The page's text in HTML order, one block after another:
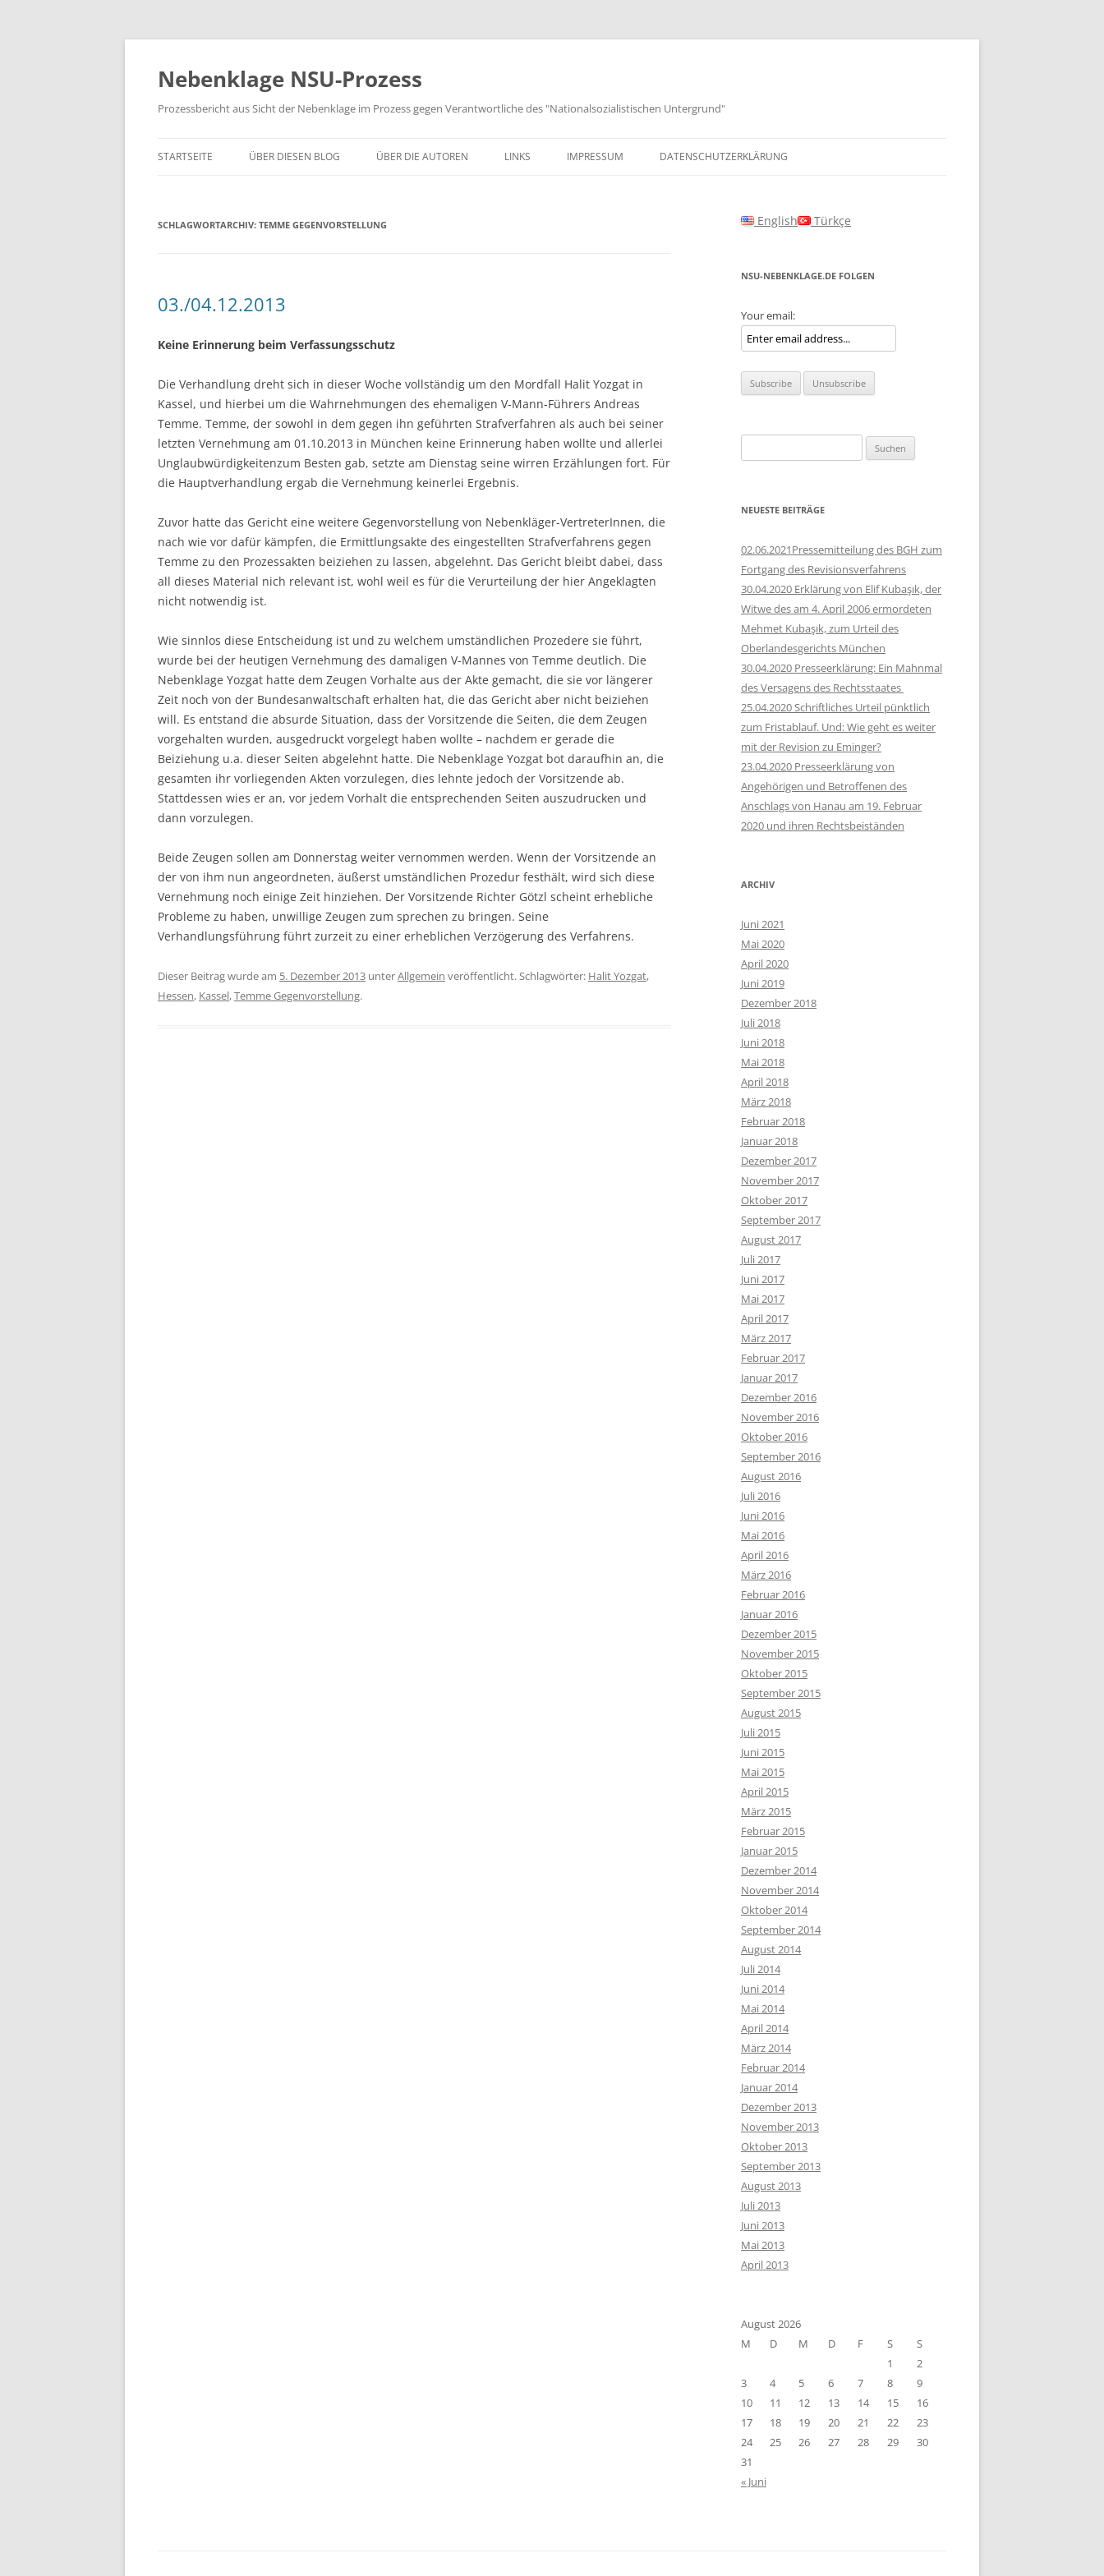
Zum
springen
Nebenklage NSU-Prozess
Prozessbericht aus Sicht der Nebenklage im Prozess gegen Verantwortliche des "Nationalsozialistischen Untergrund"
STARTSEITE ÜBER DIESEN BLOG ÜBER DIE AUTOREN LINKS IMPRESSUM DATENSCHUTZERKLÄRUNG
SCHLAGWORTARCHIV: TEMME GEGENVORSTELLUNG
03./04.12.2013
Keine Erinnerung beim Verfassungsschutz
Die Verhandlung dreht sich in dieser Woche vollständig um den Mordfall Halit Yozgat in
Kassel, und hierbei um die Wahrnehmungen des ehemaligen V-Mann-Führers Andreas
Temme. Temme, der sowohl in dem gegen ihn geführten Strafverfahren als auch bei seiner
letzten Vernehmung am 01.10.2013 in München keine Erinnerung haben wollte und allerlei
Unglaubwürdigkeitenzum Besten gab, setzte am Dienstag seine wirren Erzählungen fort. Für
die Hauptverhandlung ergab die Vernehmung keinerlei Ergebnis.
Zuvor hatte das Gericht eine weitere Gegenvorstellung von Nebenkläger-VertreterInnen, die
nach wie vor dafür kämpfen, die Ermittlungsakte des eingestellten Strafverfahrens gegen
Temme zu den Prozessakten beiziehen zu lassen, abgelehnt. Das Gericht bleibt dabei, dass
all dieses Material nich relevant ist, wohl weil es für die Verurteilung der hier Angeklagten
nicht notwendig ist.
Wie sinnlos diese Entscheidung ist und zu welchem umständlichen Prozedere sie führt,
wurde bei der heutigen Vernehmung des damaligen V-Mannes von Temme deutlich. Die
Nebenklage Yozgat hatte dem Zeugen Vorhalte aus der Akte gemacht, die sie vor längerer
Zeit noch von der Bundesanwaltschaft erhalten hat, die das Gericht aber nicht beiziehen
will. Es entstand die absurde Situation, dass der Vorsitzende die Seiten, die dem Zeugen
vorgehalten wurden, ausgedruckt vorgelegt haben wollte – nachdem er gerade die
Beiziehung u.a. dieser Seiten abgelehnt hatte. Die Nebenklage Yozgat bot daraufhin an, die
gesamten ihr vorliegenden Akten vorzulegen, dies lehnte jedoch der Vorsitzende ab.
Stattdessen wies er an, vor jedem Vorhalt die entsprechenden Seiten auszudrucken und
dann vorzulegen.
Beide Zeugen sollen am Donnerstag weiter vernommen werden. Wenn der Vorsitzende an
der von ihm nun angeordneten, äußerst umständlichen Prozedur festhält, wird sich diese
Vernehmung noch einige Zeit hinziehen. Der Vorsitzende Richter Götzl scheint erhebliche
Probleme zu haben, unwillige Zeugen zum sprechen zu bringen. Seine
Verhandlungsführung führt zurzeit zu einer erheblichen Verzögerung des Verfahrens.
Dieser Beitrag wurde am 5. Dezember 2013 unterAllgemein veröffentlicht. Schlagwörter: Halit Yozgat,
Hessen, Kassel,Temme Gegenvorstellung.
English Türkçe
NSU-NEBENKLAGE.DE FOLGEN
Your email:
nach:
NEUESTE BEITRÄGE
02.06.2021Pressemitteilung des BGH zum
Fortgang des Revisionsverfahrens
30.04.2020 Erklärung von Elif Kubaşık, der
Witwe des am 4. April 2006 ermordeten
Mehmet Kubaşık, zum Urteil des
Oberlandesgerichts München
30.04.2020 Presseerklärung: Ein Mahnmal
des Versagens des Rechtsstaates
25.04.2020 Schriftliches Urteil pünktlich
zum Fristablauf. Und: Wie geht es weiter
mit der Revision zu Eminger?
23.04.2020 Presseerklärung von
Angehörigen und Betroffenen des
Anschlags von Hanau am 19. Februar
2020 und ihren Rechtsbeiständen
ARCHIV
Juni 2021
Mai 2020
April 2020
Juni 2019
Dezember 2018
Juli 2018
Juni 2018
Mai 2018
April 2018
März 2018
Februar 2018
Januar 2018
Dezember 2017
November 2017
Oktober 2017
September 2017
August 2017
Juli 2017
Juni 2017
Mai 2017
April 2017
März 2017
Februar 2017
Januar 2017
Dezember 2016
November 2016
Oktober 2016
September 2016
August 2016
Juli 2016
Juni 2016
Mai 2016
April 2016
März 2016
Februar 2016
Januar 2016
Dezember 2015
November 2015
Oktober 2015
September 2015
August 2015
Juli 2015
Juni 2015
Mai 2015
April 2015
März 2015
Februar 2015
Januar 2015
Dezember 2014
November 2014
Oktober 2014
September 2014
August 2014
Juli 2014
Juni 2014
Mai 2014
April 2014
März 2014
Februar 2014
Januar 2014
Dezember 2013
November 2013
Oktober 2013
September 2013
August 2013
Juli 2013
Juni 2013
Mai 2013
April 2013
August 2026
M
D M D F S
S
1
2
3
4 5 6 7 8
9
10
11 12 13 14 15
16
17
18 19 20 21 22
23
24
25 26 27 28 29
30
31
« Juni